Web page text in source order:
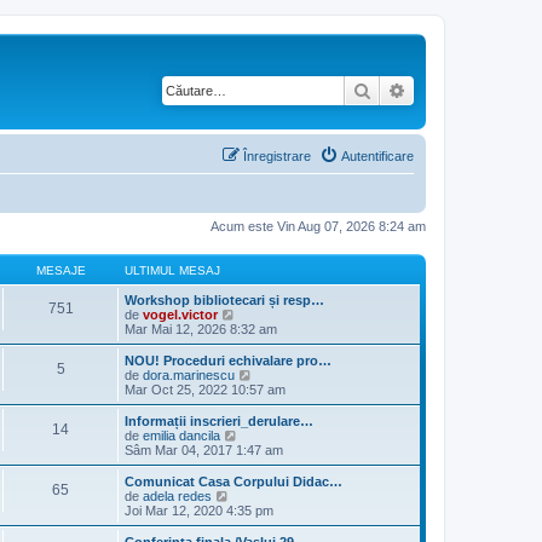
Căutare
Autentificare
Înregistrare
Acum este Vin Aug 07, 2026 8:24 am
MESAJE ULTIMUL MESAJ
751
Workshop bibliotecari și resp…
de vogel.victor
e
z
i
u
l
i
m
u
l
e
a
j
Mar Mai 12, 2026 8:32 am
5
NOU! Proceduri echivalare pro…
de dora.marinescu
e
z
i
l
m
Mar Oct 25, 2022 10:57 am
14
Informații inscrieri_derulare…
de emilia dancila
e
z
i
l
i
Sâm Mar 04, 2017 1:47 am
65
Comunicat Casa Corpului Didac…
de adela redes
e
z
i
Joi Mar 12, 2020 4:35 pm